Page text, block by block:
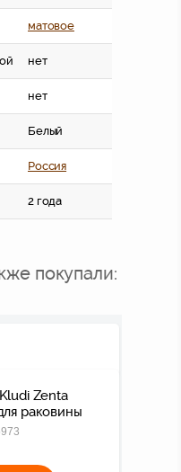
матовое
нет
нет
Белый
Россия
2 года
покупали:
Zenta
раковины